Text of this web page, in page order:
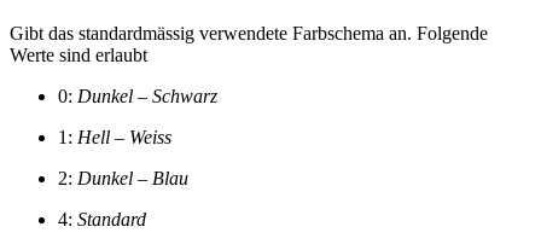
Gibt das standardmässig verwendete Farbschema an. Folgende
Werte sind erlaubt
0: Dunkel – Schwarz
1: Hell – Weiss
2: Dunkel – Blau
4: Standard